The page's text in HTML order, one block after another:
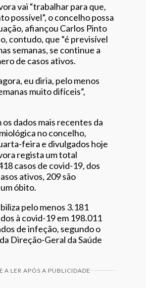
vai “trabalhar para que,
possível”, o concelho possa
afiançou Carlos Pinto
contudo, que “é previsível
semanas, se continue a
de casos ativos.
eu diria, pelo menos
muito difíceis”,
dados mais recentes da
no concelho,
feira e divulgados hoje
regista um total
casos de covid-19, dos
ativos, 209 são
óbito.
pelo menos 3.181
à covid-19 em 198.011
de infeção, segundo o
Direção-Geral da Saúde
A LER APÓS A PUBLICIDADE